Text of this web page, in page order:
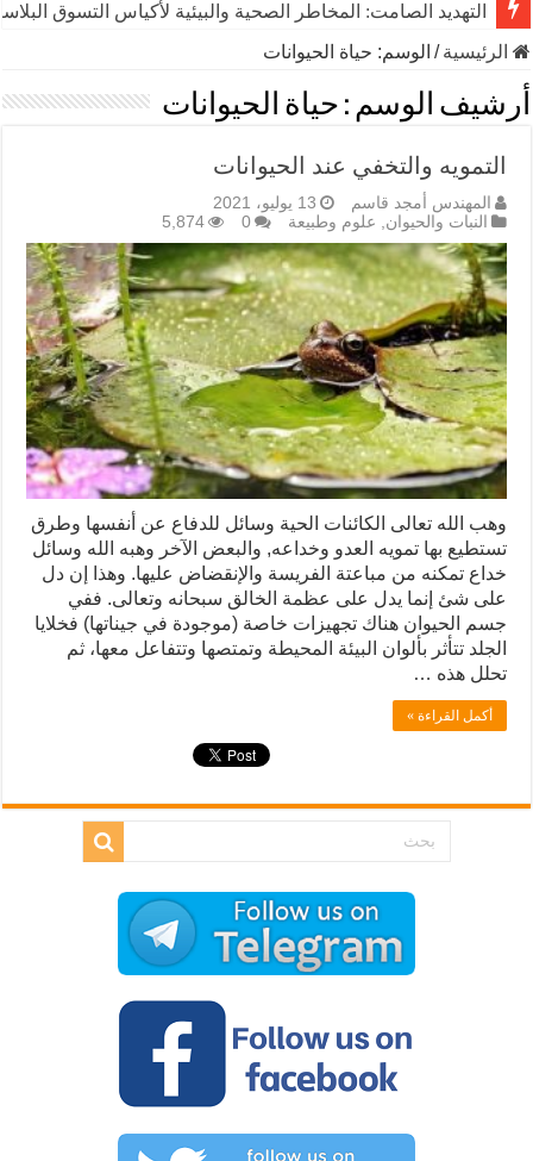
التهديد الصامت: المخاطر الصحية والبيئية لأكياس التسوق
الرئيسية/ الوسم: حياة الحيوانات
أرشيف الوسم : حياة الحيوانات
التمويه والتخفي عند الحيوانات
المهندس أمجد قاسم
13 يوليو، 2021
النبات والحيوان, علوم وطبيعة 0
5,874
وهب الله تعالى الكائنات الحية وسائل للدفاع عن أنفسها وطرق
تستطيع بها تمويه العدو وخداعه, والبعض الآخر وهبه الله وسائل
خداع تمكنه من مباعتة الفريسة والإنقضاض عليها. وهذا إن دل
على شئ إنما يدل على عظمة الخالق سبحانه وتعالى. ففي
جسم الحيوان هناك تجهيزات خاصة (موجودة في جيناتها) فخلايا
الجلد تتأثر بألوان البيئة المحيطة وتمتصها وتتفاعل معها، ثم
تحلل هذه …
أكمل القراءة »